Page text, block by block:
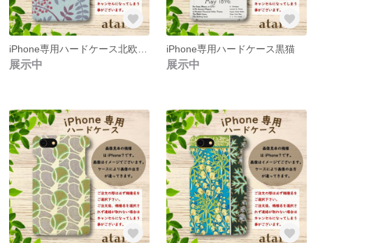
展示中
iPhone専用ハードケース黒猫
展示中